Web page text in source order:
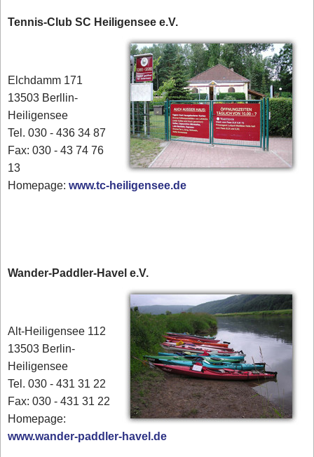
Tennis-Club SC Heiligensee e.V.
Elchdamm 171
13503 Berllin-
Heiligensee
Tel. 030 - 436 34 87
​Fax: 030 - 43 74 76
13
Homepage:www.tc-heiligensee.de
Wander-Paddler-Havel e.V.
Alt-Heiligensee 112
13503 Berlin-
Heiligensee
Tel. 030 - 431 31 22
Fax: 030 - 431 31 22
Homepage:
www.wander-paddler-havel.de